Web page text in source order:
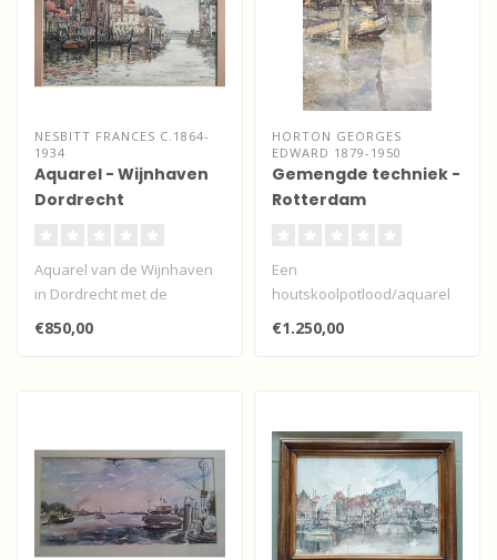
NESBITT FRANCES C.1864-
1934
Aquarel - Wijnhaven
Dordrecht
Aquarel van de Wijnhaven
in Dordrecht met de
Boombrug en de
Groothoofdspoort bi..
€850,00
HORTON GEORGES
EDWARD 1879-1950
Gemengde techniek -
Rotterdam
Een
houtskoolpotlood/aquarel
van deze Engelse
kunstenaar uit North
€1.250,00